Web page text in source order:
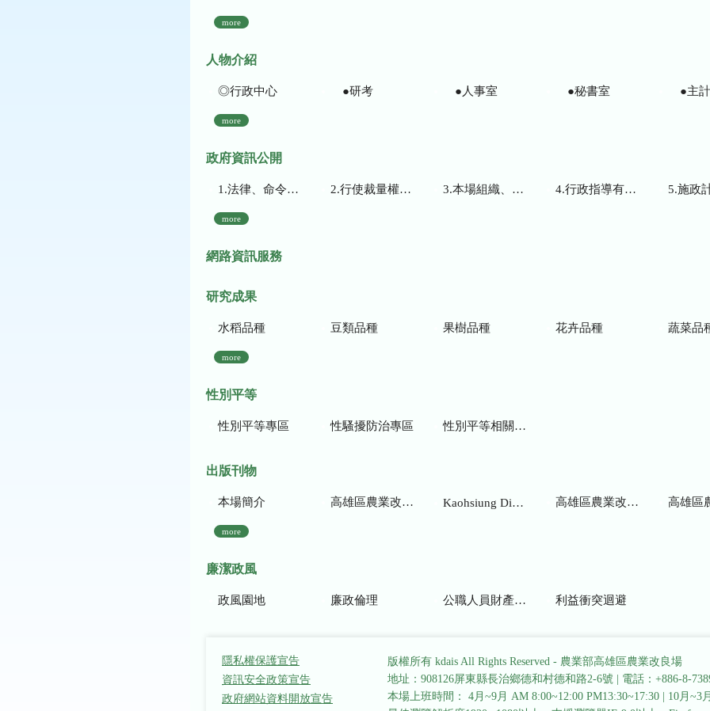
more
人物介紹
◎行政中心 ●研考 ●人事室 ●秘書室 ●主
more
政府資訊公開
1.法律、命令、法規命令 2.行使裁量權而訂頒之解釋性規定及裁量基準 3.本場組織、職掌及聯絡資訊 4.行政指導有關文書 5.施政計畫、業務
more
網路資訊服務
研究成果
水稻品種 豆類品種 果樹品種 花卉品種 蔬菜品
more
性別平等
性別平等專區 性騷擾防治專區 性別平等相關網站
出版刊物
本場簡介 高雄區農業改良場研究彙報 Kaohsiung District Agricultural Research and Extension Station 高雄區農業改良場年報 高雄區
more
廉潔政風
政風園地 廉政倫理 公職人員財產申報 利益衝突迴避
隱私權保護宣告
資訊安全政策宣告
政府網站資料開放宣告
版權所有 kdais All Rights Reserved - 農業部高雄區農業改良場
地址：908126屏東縣長治鄉德和村德和路2-6號
電話：+886-8-
本場上班時間： 4月~9月 AM 8:00~12:00 PM13:30~17:30
10月~3